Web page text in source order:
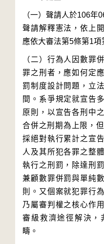
（一）聲請人於106年
聲請解釋憲法，依上
（二）行為人因數罪
罪之刑者，應如何定
罰制度設計問題，立
間。系爭規定就宣告
原則，以宣告各刑中
合併之刑期為上限，
採絕對執行累計之宣
人及其所犯各罪之整
執行之刑罰，除達刑
兼顧數罪併罰與單純
則。又個案就犯罪行
乃屬審判權之核心作
審級救濟途徑解決，